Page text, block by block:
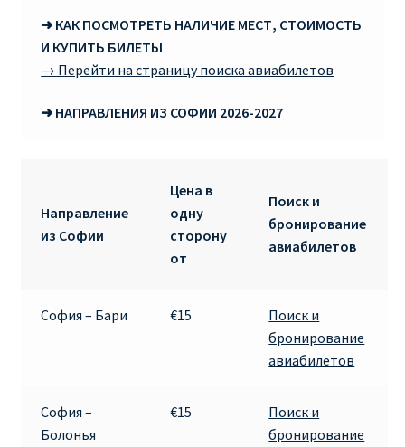
RYANAIR УКРАИНА | АВИАБИЛЕТЫ ОТ €15
Херсона от € 15
Авиабилеты Ryanair на Тенерифе от €15
АВИАБИЛЕТЫ RYANAIR ОТ € 12
АВИАБИЛЕТЫ ВИЛЬНЮС БАРСЕЛОНА
Акции RYANAIR из Варшавы
➜ КАК ПОСМОТРЕТЬ НАЛИЧИЕ МЕСТ, СТОИМОСТЬ
И КУПИТЬ БИЛЕТЫ
→ Перейти на страницу поиска авиабилетов
➜ НАПРАВЛЕНИЯ ИЗ СОФИИ 2026-2027
Направление
из Софии
Цена в
одну
сторону
от
Поиск и
бронирование
авиабилетов
София – Бари €15
Поиск и
бронирование
авиабилетов
София –
Болонья
€15
Поиск и
бронирование